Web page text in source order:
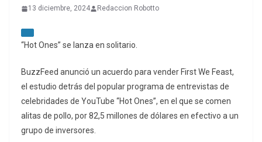
13 diciembre, 2024 Redaccion Robotto
“Hot Ones” se lanza en solitario.
BuzzFeed anunció un acuerdo para vender First We Feast,
el estudio detrás del popular programa de entrevistas de
celebridades de YouTube “Hot Ones”, en el que se comen
alitas de pollo, por 82,5 millones de dólares en efectivo a un
grupo de inversores.